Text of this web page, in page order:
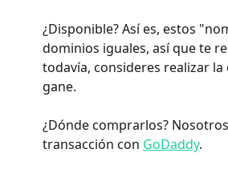
¿Disponible? Así es, estos
dominios iguales, así que te
todavía, consideres realizar
gane.
¿Dónde comprarlos?
transacción con GoDaddy.